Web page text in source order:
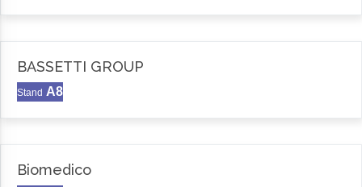
BASSETTI GROUP
Stand A8
Biomedico